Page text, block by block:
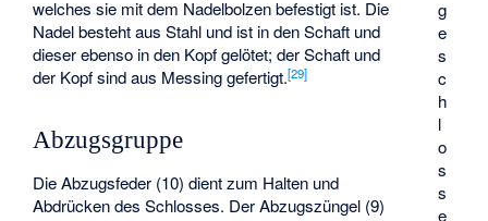
g
e
s
c
h
l
o
s
s
e
welches sie mit dem Nadelbolzen befestigt ist. Die
Nadel besteht aus Stahl und ist in den Schaft und
dieser ebenso in den Kopf gelötet; der Schaft und
der Kopf sind aus Messing gefertigt.[29]
Abzugsgruppe
Die Abzugsfeder (10) dient zum Halten und
Abdrücken des Schlosses. Der Abzugszüngel (9)